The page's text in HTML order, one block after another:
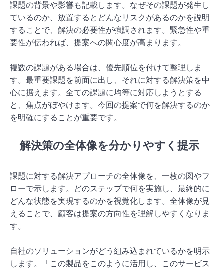
課題の背景や影響も記載します。なぜその課題が発生し
ているのか、放置するとどんなリスクがあるのかを説明
することで、解決の必要性が強調されます。緊急性や重
要性が伝われば、提案への関心度が高まります。
複数の課題がある場合は、優先順位を付けて整理しま
す。最重要課題を前面に出し、それに対する解決策を中
心に据えます。全ての課題に均等に対応しようとする
と、焦点がぼやけます。今回の提案で何を解決するのか
を明確にすることが重要です。
解決策の全体像を分かりやすく提示
課題に対する解決アプローチの全体像を、一枚の図やフ
ローで示します。どのステップで何を実施し、最終的に
どんな状態を実現するのかを視覚化します。全体像が見
えることで、顧客は提案の方向性を理解しやすくなりま
す。
自社のソリューションがどう組み込まれているかを明示
します。「この製品をこのように活用し、このサービス